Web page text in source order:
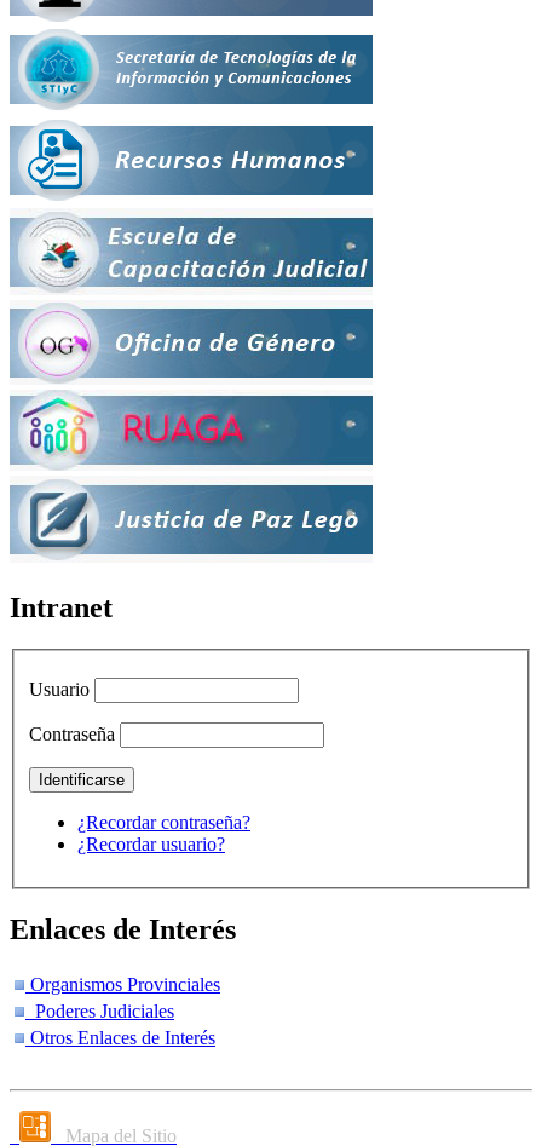
Intranet
Usuario
Contraseña
¿Recordar contraseña?
¿Recordar usuario?
Enlaces de Interés
Organismos Provinciales
Poderes Judiciales
Otros Enlaces de Interés
Mapa del Sitio